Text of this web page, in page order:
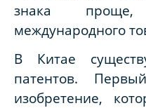
знака
международного
В Китае
патентов.
изобретение,